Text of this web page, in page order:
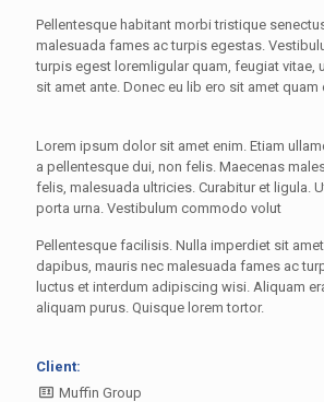
Pellentesque habitant morbi tristique
malesuada fames ac turpis egestas.
turpis egest loremligular quam, feugiat vitae,
sit amet ante. Donec eu lib ero sit amet quam
Lorem ipsum dolor sit amet enim. Etiam
a pellentesque dui, non felis. Maecenas
felis, malesuada ultricies. Curabitur et ligula.
porta urna. Vestibulum commodo volut
Pellentesque facilisis. Nulla imperdiet sit
dapibus, mauris nec malesuada fames ac
luctus et interdum adipiscing wisi. Aliquam
aliquam purus. Quisque lorem tortor.
Client:
Muffin Group